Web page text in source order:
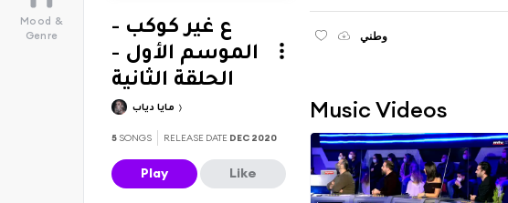
Mood &
Genre
ع غير كوكب -
الموسم الأول -
الحلقة الثانية
5 SONGS RELEASE DATE DEC 2020
Play Like
وطني
Music Videos